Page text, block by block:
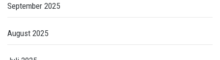
September 2025
August 2025